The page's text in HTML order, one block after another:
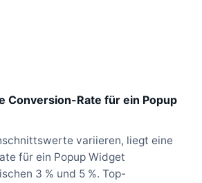
Conversion-Rate für ein Popup
variieren, liegt eine
für ein Popup Widget
3 % und 5 %. Top-